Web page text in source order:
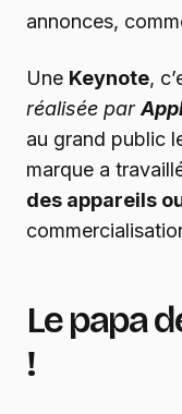
annonces,
Une Keynote,
réalisée par
au grand public
marque a
des appareils
Le papa
!